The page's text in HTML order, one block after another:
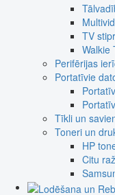
TV
Walkie
Perifērijas
Portatīvie
Tīkli un
Toneri un
HP
Citu